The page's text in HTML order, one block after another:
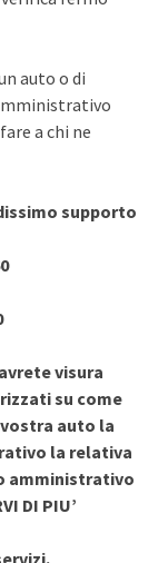
auto o di
a chi ne
supporto
avrete visura
su come
auto la
la relativa
amministrativo
DI PIU’